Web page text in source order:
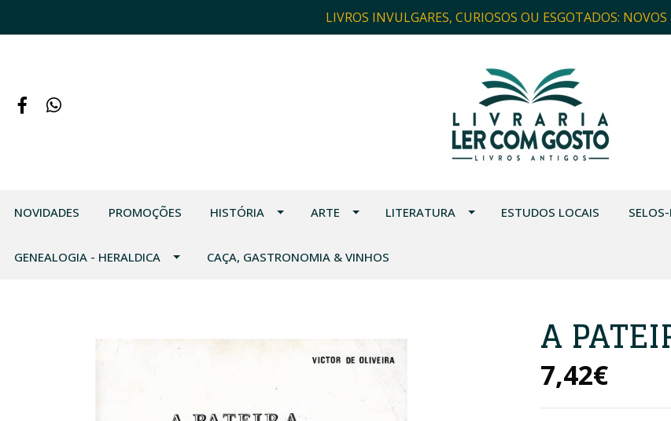
LIVROS INVULGARES, CURIOSOS OU ESGOTADOS:
NOVIDADES PROMOÇÕES HISTÓRIA ARTE LITERATURA ESTUDOS LOCAIS
GENEALOGIA - HERALDICA CAÇA, GASTRONOMIA & VINHOS
A
7,42€